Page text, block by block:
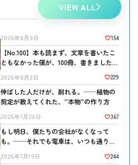
VIEW ALL
2026年8月9日 154
【No.100】本も読まず、文章を書いたこ
ともなかった僕が、100冊、書きました。
2026年8月2日 229
伸ばした人だけが、削れる。──植物の
剪定が教えてくれた、”本物”の作り方
2026年7月26日 367
もし明日、僕たちの会社がなくなって
も。──それでも電車は、いつも通り走
2026年7月19日 244